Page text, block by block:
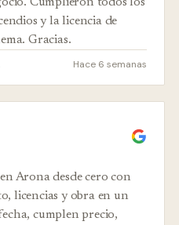
y la licencia de
Gracias.
Hace 6 semanas
Arona desde cero con
licencias y obra en un
cumplen precio,